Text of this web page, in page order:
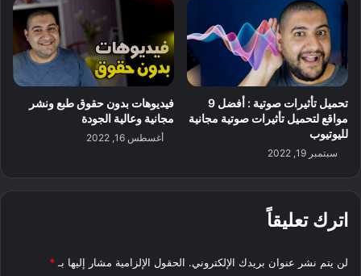
تحميل تأثيرات صوتية : أفضل 9
مواقع لتحميل تأثيرات صوتية مجانية
لليوتيوب
سبتمبر 19, 2022
فيديوهات بدون حقوق طبع ونشر
مجانية وعالية الجودة
أغسطس 16, 2022
اترك تعليقاً
لن يتم نشر عنوان بريدك الإلكتروني. الحقول الإلزامية مشار إليها بـ *